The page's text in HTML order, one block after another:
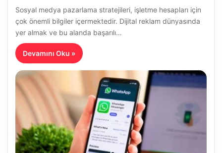
Sosyal medya pazarlama stratejileri, işletme hesapları için
çok önemli bilgiler içermektedir. Dijital reklam dünyasında
yer almak ve bu alanda başarılı…
Devamını Oku »